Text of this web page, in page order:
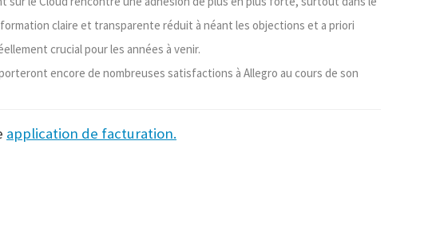
claire et transparente réduit à néant les objections et a priori
crucial pour les années à venir.
encore de nombreuses satisfactions à Allegro au cours de son
application de facturation.